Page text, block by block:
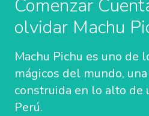
Comenzar
olvidar Machu
Machu Pichu es uno de
mágicos del mundo,
construida en lo alto de
Perú.